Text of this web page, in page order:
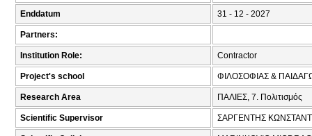
Enddatum 31 - 12 - 2027
Partners:
Institution Role: Contractor
Project's school ΦΙΛΟΣΟΦΙΑΣ &
Research Area ΠΑΛΙΕΣ, 7. Πολιτισμός
Scientific Supervisor ΣΑΡΓΕΝΤΗΣ